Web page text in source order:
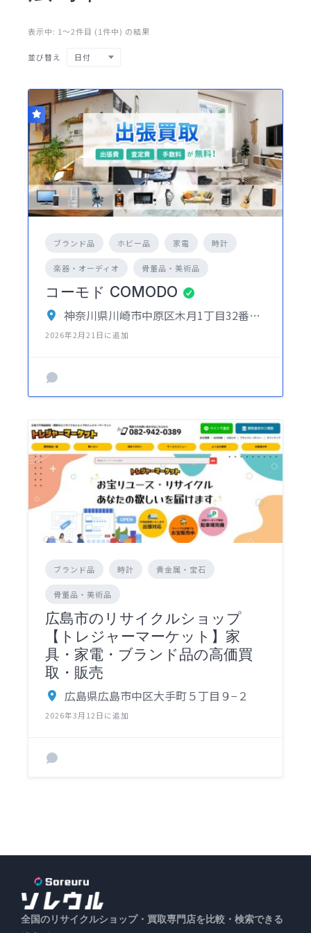
表示中: 1〜2件目 (1件中) の結果
並び替え 日付
ブランド品 ホビー品 家電 時計
楽器・オーディオ 骨董品・美術品
コーモド COMODO
神奈川県川崎市中原区木月1丁目32番地3号
2026年2月21日に追加
ブランド品 時計 貴金属・宝石
骨董品・美術品
広島市のリサイクルショップ
【トレジャーマーケット】家
具・家電・ブランド品の高価買
取・販売
広島県広島市中区大手町５丁目９−２
2026年3月12日に追加
全国のリサイクルショップ・買取専門店を比較・検索できる